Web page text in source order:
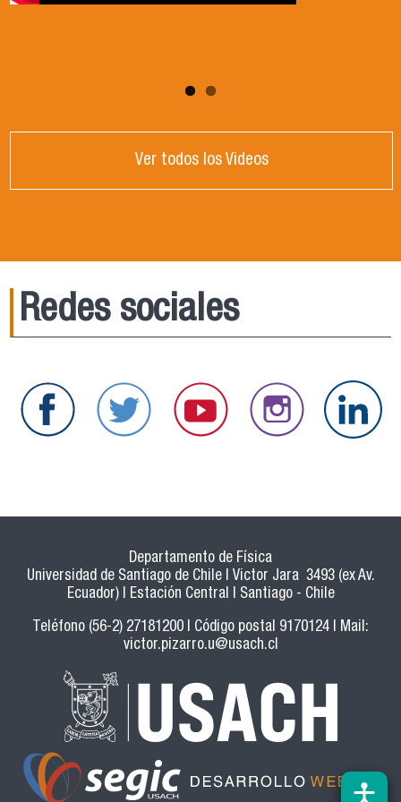
Ver todos los Videos
Redes sociales
Departamento de Física
Universidad de Santiago de Chile | Victor Jara 3493 (ex Av.
Ecuador) | Estación Central | Santiago - Chile
Teléfono (56-2) 27181200 | Código postal 9170124 | Mail:
victor.pizarro.u@usach.cl